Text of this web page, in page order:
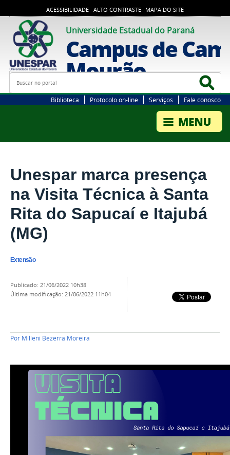
ACESSIBILIDADE ALTO CONTRASTE MAPA DO SITE
Universidade Estadual do Paraná
Campus de
Mourão
Busca
Biblioteca Protocolo on-line Serviços Fale conosco
Unespar marca presença
na Visita Técnica à Santa
Rita do Sapucaí e Itajubá
(MG)
Extensão
publicado: 21/06/2022 10h38
última modificação: 21/06/2022 11h04
Por Milleni Bezerra Moreira